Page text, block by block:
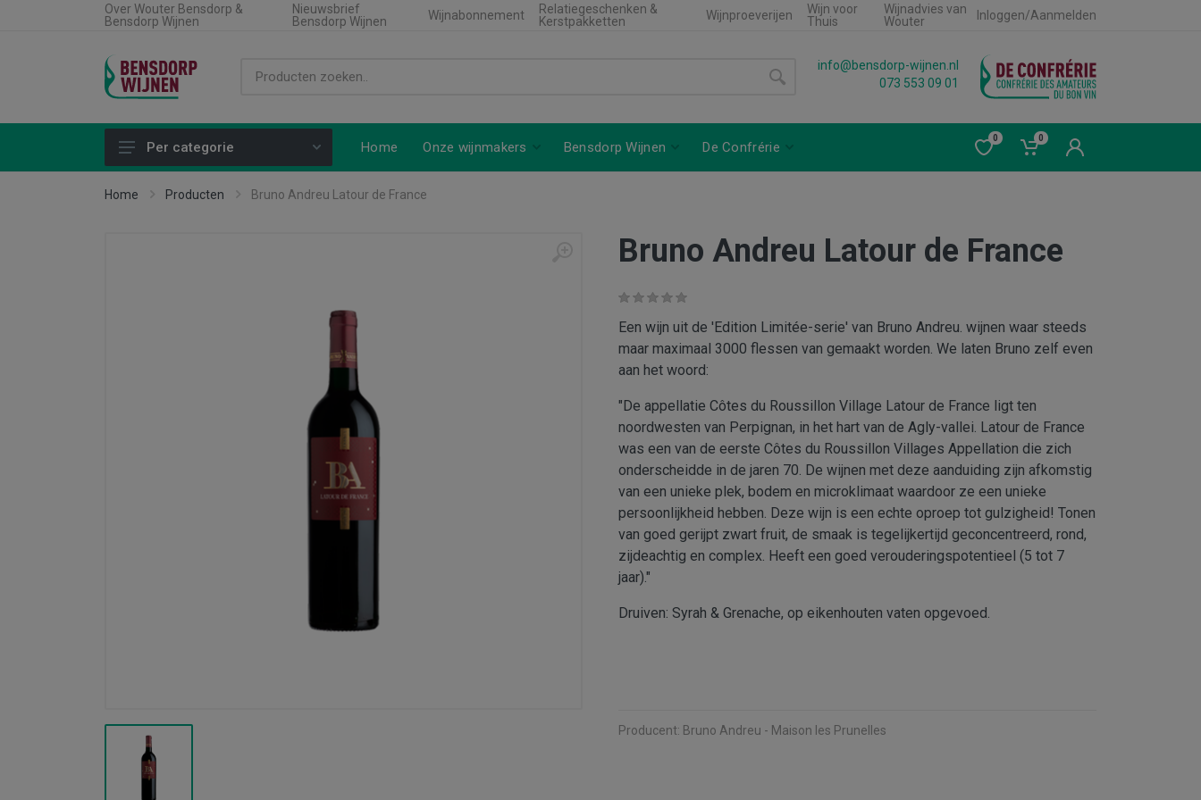
Over Wouter Bensdorp &
Bensdorp Wijnen
Nieuwsbrief
Bensdorp Wijnen
Wijnabonnement
Relatiegeschenken &
Kerstpakketten
Wijnproeverijen
Wijn voor
Thuis
Wijnadvies van
Wouter
Inloggen/Aanmelden
info@bensdorp-wijnen.nl
073 553 09 01
Alle producten
Per categorie Home Onze wijnmakers Bensdorp Wijnen De Confrérie
0 0
Home Producten Bruno Andreu Latour de France
Bruno Andreu Latour de France
Een wijn uit de 'Edition Limitée-serie' van Bruno Andreu. wijnen waar steeds
maar maximaal 3000 flessen van gemaakt worden. We laten Bruno zelf even
aan het woord:
"De appellatie Côtes du Roussillon Village Latour de France ligt ten
noordwesten van Perpignan, in het hart van de Agly-vallei. Latour de France
was een van de eerste Côtes du Roussillon Villages Appellation die zich
onderscheidde in de jaren 70. De wijnen met deze aanduiding zijn afkomstig
van een unieke plek, bodem en microklimaat waardoor ze een unieke
persoonlijkheid hebben. Deze wijn is een echte oproep tot gulzigheid! Tonen
van goed gerijpt zwart fruit, de smaak is tegelijkertijd geconcentreerd, rond,
zijdeachtig en complex. Heeft een goed verouderingspotentieel (5 tot 7
jaar)."
Druiven: Syrah & Grenache, op eikenhouten vaten opgevoed.
Producent: Bruno Andreu - Maison les Prunelles